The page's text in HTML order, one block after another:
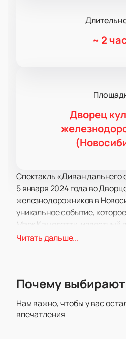
~ 2
Дворец
Спектакль «Диван дальнего
5 января 2024 года во
железнодорожников в
уникальное событие,
Марк Камолетти, известный
швейцарский драматург и
Теперь он представляет нам
Эта комедия рассказывает
обманывающих супругов,
Читать дальше...
Почему
Нам важно, чтобы у вас
впечатления